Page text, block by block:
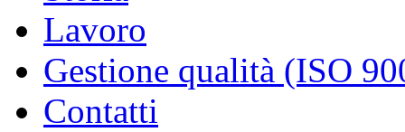
Lavoro
Gestione qualità (ISO
Contatti